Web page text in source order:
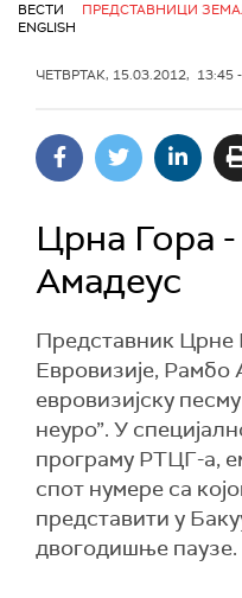
ВЕСТИ ПРЕДСТАВНИЦИ
ENGLISH
ЧЕТВРТАК, 15.03.2012, 13:45
Црна Гора
Амадеус
Представник Црне
Евровизије, Рамбо
евровизијску
неуро”. У
програму РТЦГ-а,
спот нумере са
представити у
двогодишње паузе.